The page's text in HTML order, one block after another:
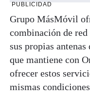
PUBLICIDAD
Grupo MásMóvil
combinación de
sus propias
que mantiene con
ofrecer estos
mismas